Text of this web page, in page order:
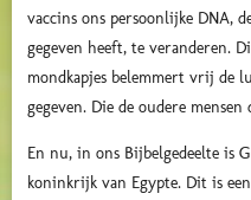
vaccins ons persoonlijke DNA,
gegeven heeft, te veranderen.
mondkapjes belemmert vrij de
gegeven. Die de oudere mensen
En nu, in ons Bijbelgedeelte is
koninkrijk van Egypte. Dit is